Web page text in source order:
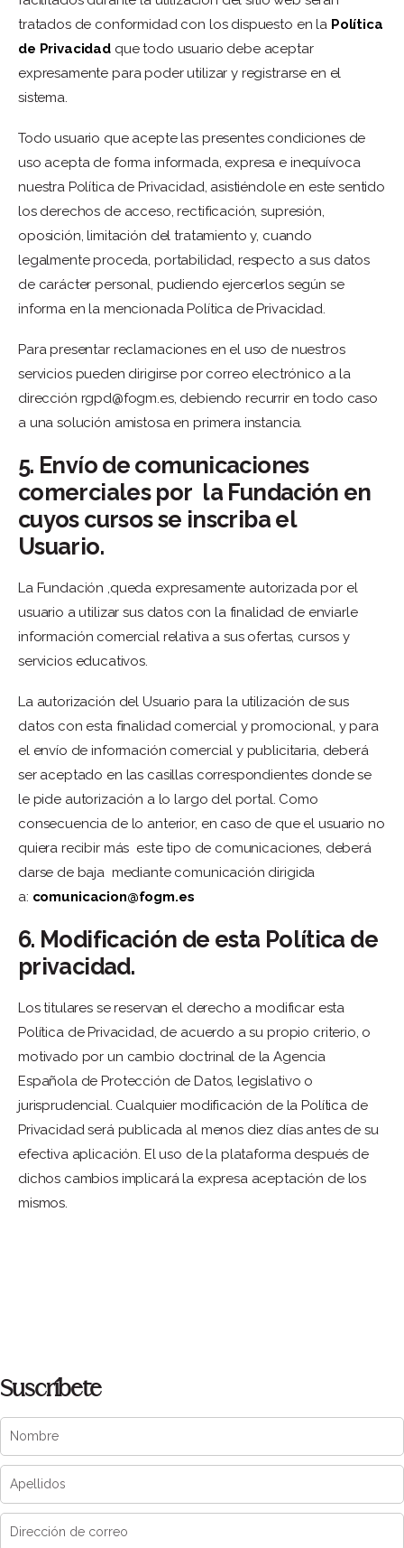
tratados de conformidad con los dispuesto en la Política
de Privacidad que todo usuario debe aceptar
expresamente para poder utilizar y registrarse en el
sistema.
Todo usuario que acepte las presentes condiciones de
uso acepta de forma informada, expresa e inequívoca
nuestra Política de Privacidad, asistiéndole en este sentido
los derechos de acceso, rectificación, supresión,
oposición, limitación del tratamiento y, cuando
legalmente proceda, portabilidad, respecto a sus datos
de carácter personal, pudiendo ejercerlos según se
informa en la mencionada Política de Privacidad.
Para presentar reclamaciones en el uso de nuestros
servicios pueden dirigirse por correo electrónico a la
dirección rgpd@fogm.es, debiendo recurrir en todo caso
a una solución amistosa en primera instancia.
5. Envío de comunicaciones
comerciales por la Fundación en
cuyos cursos se inscriba el
Usuario.
La Fundación ,queda expresamente autorizada por el
usuario a utilizar sus datos con la finalidad de enviarle
información comercial relativa a sus ofertas, cursos y
servicios educativos.
La autorización del Usuario para la utilización de sus
datos con esta finalidad comercial y promocional, y para
el envío de información comercial y publicitaria, deberá
ser aceptado en las casillas correspondientes donde se
le pide autorización a lo largo del portal. Como
consecuencia de lo anterior, en caso de que el usuario no
quiera recibir más este tipo de comunicaciones, deberá
darse de baja mediante comunicación dirigida
a: comunicacion@fogm.es
6. Modificación de esta Política de
privacidad.
Los titulares se reservan el derecho a modificar esta
Política de Privacidad, de acuerdo a su propio criterio, o
motivado por un cambio doctrinal de la Agencia
Española de Protección de Datos, legislativo o
jurisprudencial. Cualquier modificación de la Política de
Privacidad será publicada al menos diez días antes de su
efectiva aplicación. El uso de la plataforma después de
dichos cambios implicará la expresa aceptación de los
mismos.
Suscríbete